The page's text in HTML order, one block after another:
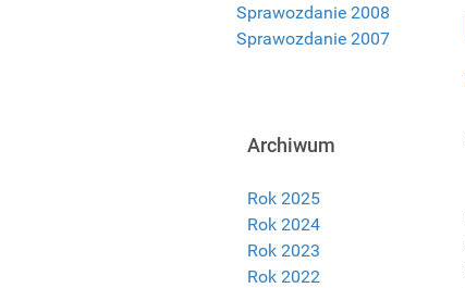
Sprawozdanie 2008
Sprawozdanie 2007
Archiwum
Rok 2025
Rok 2024
Rok 2023
Rok 2022